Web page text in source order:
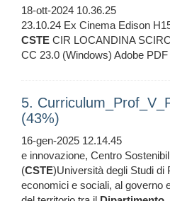
18-ott-2024 10.36.25
23.10.24 Ex Cinema Edison
CSTE CIR LOCANDINA
CC 23.0 (Windows) Adobe
5.
(43%)
16-gen-2025 12.14.45
e innovazione, Centro
(CSTE)Università degli Studi di
economici e sociali, al governo